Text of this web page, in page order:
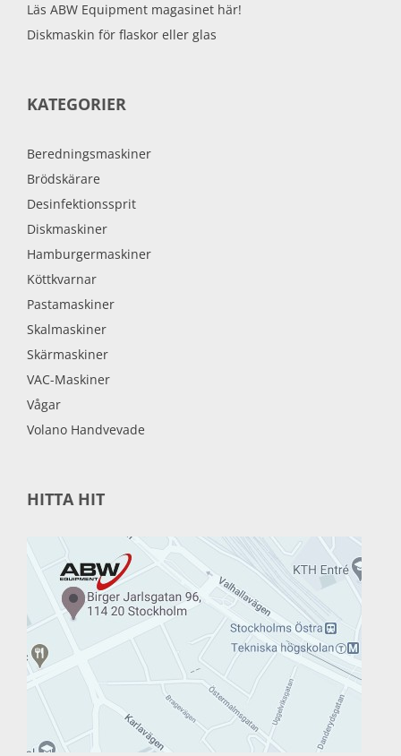
Läs ABW Equipment magasinet här!
Diskmaskin för flaskor eller glas
KATEGORIER
Beredningsmaskiner
Brödskärare
Desinfektionssprit
Diskmaskiner
Hamburgermaskiner
Köttkvarnar
Pastamaskiner
Skalmaskiner
Skärmaskiner
VAC-Maskiner
Vågar
Volano Handvevade
HITTA HIT